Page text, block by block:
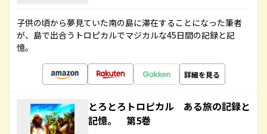
子供の頃から夢見ていた南の島に滞在することになった筆者
が、島で出合うトロピカルでマジカルな45日間の記録と記
憶。
詳細を見る
とろとろトロピカル ある旅の記録と
記憶。 第5巻